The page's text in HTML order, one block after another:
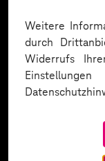
Weitere
durch
Widerrufs